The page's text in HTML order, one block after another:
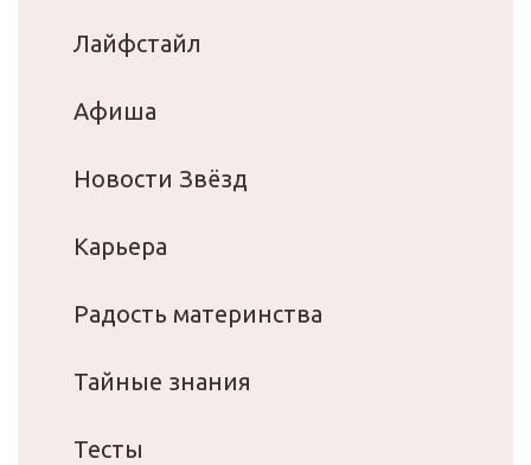
Лайфстайл
Афиша
Новости Звёзд
Карьера
Радость материнства
Тайные знания
Тесты